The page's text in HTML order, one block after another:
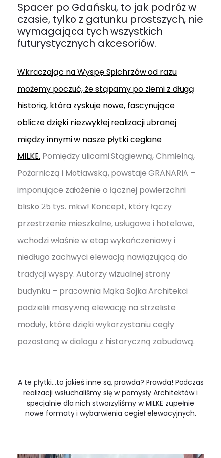
Spacer po Gdańsku, to jak podróż w
czasie, tylko z gatunku prostszych, nie
wymagająca tych wszystkich
futurystycznych akcesoriów.
Wkraczając na Wyspę Spichrzów od razu
możemy poczuć, że stąpamy po ziemi z długą
historią, która zyskuje nowe, fascynujące
oblicze dzięki niezwykłej realizacji ubranej
między innymi w nasze płytki ceglane
MILKE. Pomiędzy ulicami Stągiewną, Chmielną,
Pożarniczą i Motławską, powstaje GRANARIA –
imponujące założenie o łącznej powierzchni
blisko 25 tys. mkw! Koncept, który łączy
przestrzenie mieszkalne, usługowe i hotelowe,
wchodzi właśnie w etap wykończeniowy i
niedługo zachwyci elewacją nawiązującą do
tradycji wyspy. Autorzy wizualnej strony
budynku – pracownia Mąka Sojka Architekci
podzielili masywną elewację na strzeliste
moduły, które dzięki wykorzystaniu cegły
pozostaną w dialogu z historyczną zabudową.
A te płytki…to jakieś inne są, prawda? Prawda! Podczas
realizacji wsłuchaliśmy się w pomysły Architektów i
specjalnie dla nich stworzyliśmy w MILKE zupełnie
nowe formaty i wybarwienia cegieł elewacyjnych.